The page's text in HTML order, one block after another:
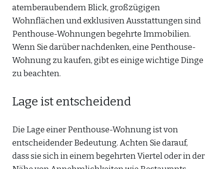
atemberaubendem Blick, großzügigen
Wohnflächen und exklusiven Ausstattungen sind
Penthouse-Wohnungen begehrte Immobilien.
Wenn Sie darüber nachdenken, eine Penthouse-
Wohnung zu kaufen, gibt es einige wichtige Dinge
zu beachten.
Lage ist entscheidend
Die Lage einer Penthouse-Wohnung ist von
entscheidender Bedeutung. Achten Sie darauf,
dass sie sich in einem begehrten Viertel oder in der